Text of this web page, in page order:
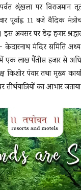
श्रृंखला पर विराजमान
11 बजे वैदिक
अवसर पर डेढ़ हजार
केदारनाथ मंदिर समिति
लाख पैंतीस हजार से अधिक
पंवार तथा मुख्य
का आभार